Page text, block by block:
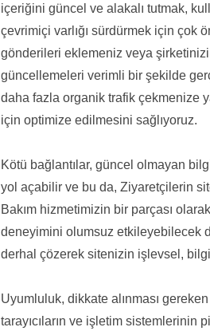
içeriğini güncel ve alakalı tutmak,
çevrimiçi varlığı sürdürmek için çok
gönderileri eklemeniz veya
güncellemeleri verimli bir şekilde
daha fazla organik trafik çekmenize
için optimize edilmesini sağlıyoruz.
Kötü bağlantılar, güncel olmayan
yol açabilir ve bu da, Ziyaretçilerin
Bakım hizmetimizin bir parçası
deneyimini olumsuz etkileyebilecek
derhal çözerek sitenizin işlevsel,
Uyumluluk, dikkate alınması
tarayıcıların ve işletim